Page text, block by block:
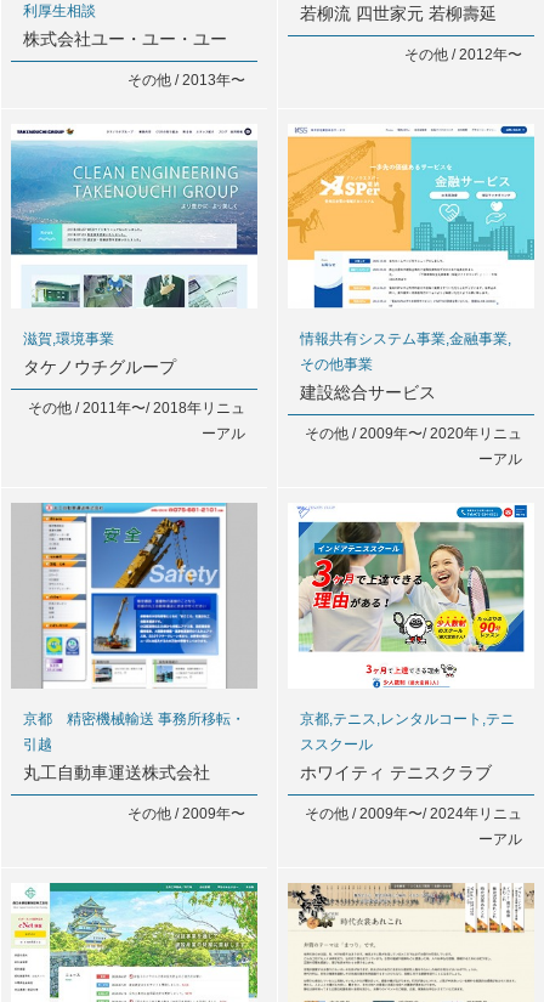
利厚生相談
株式会社ユー・ユー・ユー
その他 / 2013年〜
若柳流 四世家元 若柳壽延
その他 / 2012年〜
滋賀,環境事業
タケノウチグループ
その他 / 2011年〜/ 2018年リニュ
ーアル
情報共有システム事業,金融事業,
その他事業
建設総合サービス
その他 / 2009年〜/ 2020年リニュ
ーアル
京都 精密機械輸送 事務所移転・
引越
丸工自動車運送株式会社
その他 / 2009年〜
京都,テニス,レンタルコート,テニ
ススクール
ホワイティ テニスクラブ
その他 / 2009年〜/ 2024年リニュ
ーアル